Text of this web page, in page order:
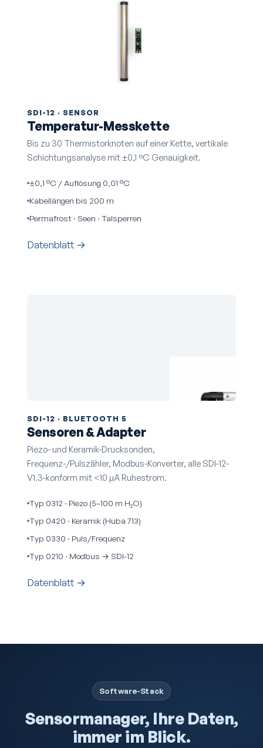
SDI-12 · SENSOR
Temperatur-Messkette
Bis zu 30 Thermistor­knoten auf einer Kette, vertikale
Schichtungs­analyse mit ±0,1 °C Genauigkeit.
±0,1 °C / Auflösung 0,01 °C
Kabellängen bis 200 m
Permafrost · Seen · Talsperren
Datenblatt →
SDI-12 · BLUETOOTH 5
Sensoren & Adapter
Piezo- und Keramik-Drucksonden,
Frequenz-/Pulszähler, Modbus-Konverter, alle SDI-12-
V1.3-konform mit <10 µA Ruhestrom.
Typ 0312 · Piezo (5–100 m H₂O)
Typ 0420 · Keramik (Huba 713)
Typ 0330 · Puls/Frequenz
Typ 0210 · Modbus → SDI-12
Datenblatt →
Software-Stack
Sensormanager, Ihre Daten,
immer im Blick.